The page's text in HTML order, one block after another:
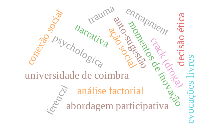
auto-sugestão
universidade de coimbra
psychologica
análise factorial
narrativa momentos de inovação
entrapment
evocações livres
crack (droga)
abordagem participativa
conexão social ação social decisão ética
ferenczi
trauma